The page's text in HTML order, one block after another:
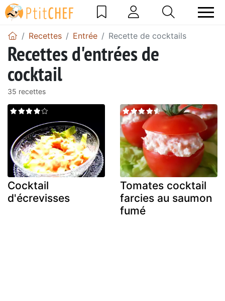
Recettes Entrée Recette de cocktails
Recettes d'entrées de
cocktail
35 recettes
Cocktail
d'écrevisses
Tomates cocktail
farcies au saumon
fumé